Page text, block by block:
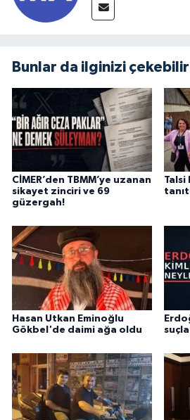
Bunlar da ilginizi çekebilir
CİMER’den TBMM’ye uzanan
sikayet zinciri ve 69
güzergah!
Talsi
Hasan Utkan Eminoğlu
Gökbel'de daimi ağa oldu